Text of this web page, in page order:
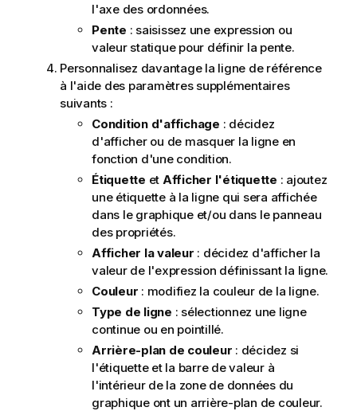
l'axe des ordonnées.
Pente : saisissez une expression ou
valeur statique pour définir la pente.
Personnalisez davantage la ligne de référence
à l'aide des paramètres supplémentaires
suivants :
Condition d'affichage : décidez
d'afficher ou de masquer la ligne en
fonction d'une condition.
Étiquette et Afficher l'étiquette : ajoutez
une étiquette à la ligne qui sera affichée
dans le graphique et/ou dans le panneau
des propriétés.
Afficher la valeur : décidez d'afficher la
valeur de l'expression définissant la ligne.
Couleur : modifiez la couleur de la ligne.
Type de ligne : sélectionnez une ligne
continue ou en pointillé.
Arrière-plan de couleur : décidez si
l'étiquette et la barre de valeur à
l'intérieur de la zone de données du
graphique ont un arrière-plan de couleur.